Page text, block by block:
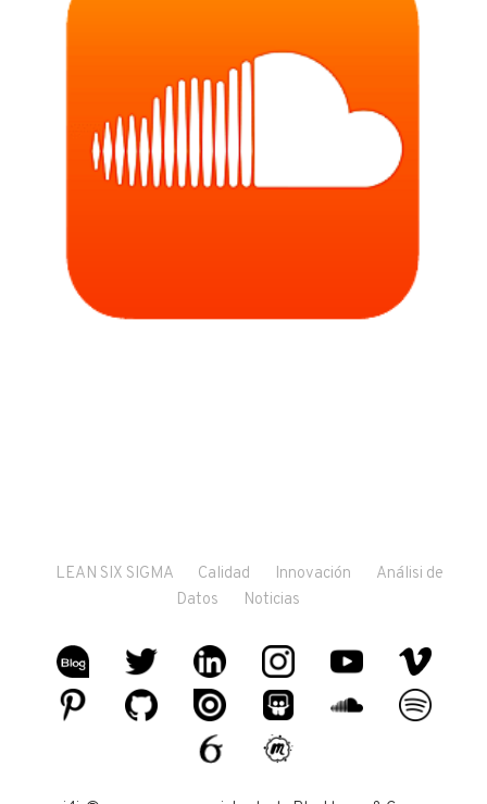
LEAN SIX SIGMA Calidad Innovación
Análisi de
Datos
Noticias